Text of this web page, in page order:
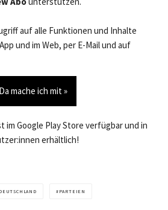
auf alle Funktionen und Inhalte
und im Web, per E-Mail und auf
Da mache ich mit »
im Google Play Store verfügbar und in
erhältlich!
DEUTSCHLAND PARTEIEN